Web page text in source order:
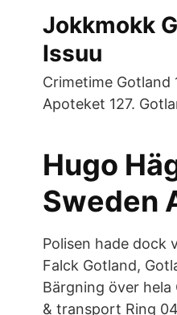
Jokkmokk
Issuu
Crimetime Gotland
Apoteket 127.
Hugo
Sweden
Polisen hade dock
Falck Gotland,
Bärgning över
& transport Ring